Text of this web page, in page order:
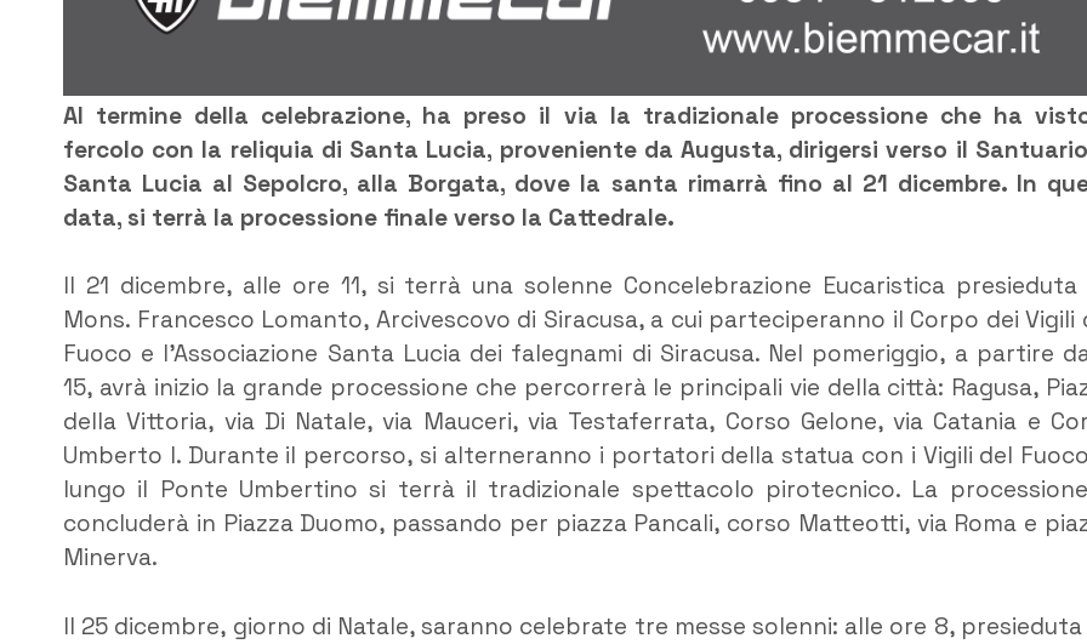
Al termine della celebrazione, ha preso il via la tradizionale processione che ha
fercolo con la reliquia di Santa Lucia, proveniente da Augusta, dirigersi verso il
Santa Lucia al Sepolcro, alla Borgata, dove la santa rimarrà fino al 21 dicembre. In
data, si terrà la processione finale verso la Cattedrale.
Il 21 dicembre, alle ore 11, si terrà una solenne Concelebrazione Eucaristica presieduta
Mons. Francesco Lomanto, Arcivescovo di Siracusa, a cui parteciperanno il Corpo dei Vigili
Fuoco e l’Associazione Santa Lucia dei falegnami di Siracusa. Nel pomeriggio, a partire
15, avrà inizio la grande processione che percorrerà le principali vie della città: Ragusa,
della Vittoria, via Di Natale, via Mauceri, via Testaferrata, Corso Gelone, via Catania e
Umberto I. Durante il percorso, si alterneranno i portatori della statua con i Vigili del
lungo il Ponte Umbertino si terrà il tradizionale spettacolo pirotecnico. La
concluderà in Piazza Duomo, passando per piazza Pancali, corso Matteotti, via Roma e
Minerva.
Il 25 dicembre, giorno di Natale, saranno celebrate tre messe solenni: alle ore 8, presieduta